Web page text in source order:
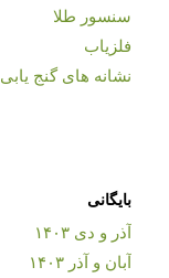
سنسور طلا
فلزیاب
نشانه های گنج یابی
بایگانی
آذر و دی ۱۴۰۳
آبان و آذر ۱۴۰۳